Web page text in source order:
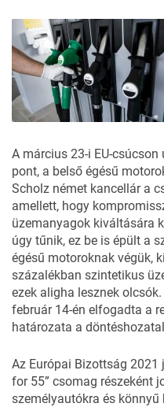
A március 23-i EU-
pont, a belső égésű
Scholz német kancellár a
amellett, hogy
üzemanyagok kiváltására
úgy tűnik, ez be is épült a
égésű motoroknak végük,
százalékban szintetikus
ezek aligha lesznek
február 14-én elfogadta a
határozata a
Az Európai Bizottság 2021
for 55” csomag részeként
személyautókra és